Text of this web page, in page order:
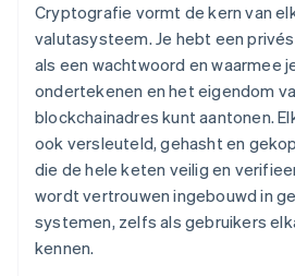
Cryptografie vormt de kern van
valutasysteem. Je hebt een
als een wachtwoord en waarmee
ondertekenen en het eigendom
blockchainadres kunt aantonen.
ook versleuteld, gehasht en
die de hele keten veilig en
wordt vertrouwen ingebouwd in
systemen, zelfs als gebruikers
kennen.